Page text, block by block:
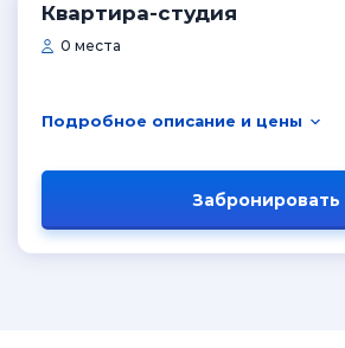
Кваpтиpа-студия
0 места
Подробное описание и цены
Забронировать